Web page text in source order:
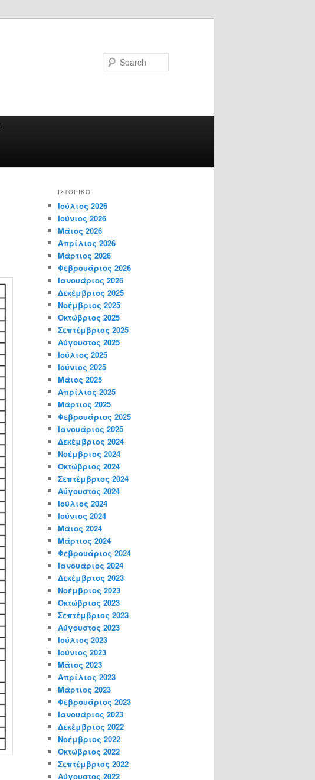
ΙΣΤΟΡΙΚΌ
Ιούλιος 2026
Ιούνιος 2026
Μάιος 2026
Απρίλιος 2026
Μάρτιος 2026
Φεβρουάριος 2026
Ιανουάριος 2026
Δεκέμβριος 2025
Νοέμβριος 2025
Οκτώβριος 2025
Σεπτέμβριος 2025
Αύγουστος 2025
Ιούλιος 2025
Ιούνιος 2025
Μάιος 2025
Απρίλιος 2025
Μάρτιος 2025
Φεβρουάριος 2025
Ιανουάριος 2025
Δεκέμβριος 2024
Νοέμβριος 2024
Οκτώβριος 2024
Σεπτέμβριος 2024
Αύγουστος 2024
Ιούλιος 2024
Ιούνιος 2024
Μάιος 2024
Μάρτιος 2024
Φεβρουάριος 2024
Ιανουάριος 2024
Δεκέμβριος 2023
Νοέμβριος 2023
Οκτώβριος 2023
Σεπτέμβριος 2023
Αύγουστος 2023
Ιούλιος 2023
Ιούνιος 2023
Μάιος 2023
Απρίλιος 2023
Μάρτιος 2023
Φεβρουάριος 2023
Ιανουάριος 2023
Δεκέμβριος 2022
Νοέμβριος 2022
Οκτώβριος 2022
Σεπτέμβριος 2022
Αύγουστος 2022